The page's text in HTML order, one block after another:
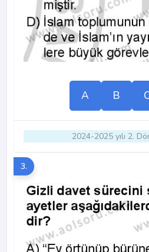
A B
2024-2025 yılı 2.
3.